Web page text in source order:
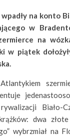
na konto
w
na
w piątek
Biało-
dwa
wybrzmiał na